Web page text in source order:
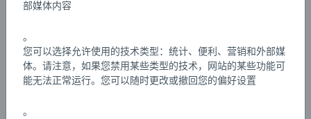
部媒体内容
。
您可以选择允许使用的技术类型：统计、便利、营销和外部媒
体。请注意，如果您禁用某些类型的技术，网站的某些功能可
能无法正常运行。您可以随时更改或撤回您的偏好设置
。